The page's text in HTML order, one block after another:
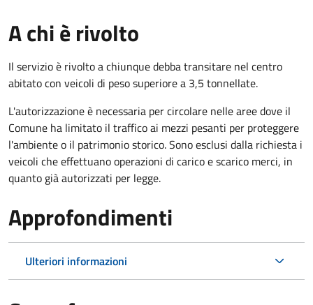
A chi è rivolto
Il servizio è rivolto a chiunque debba transitare nel centro
abitato con veicoli di peso superiore a 3,5 tonnellate.
L'autorizzazione è necessaria per circolare nelle aree dove il
Comune ha limitato il traffico ai mezzi pesanti per proteggere
l'ambiente o il patrimonio storico. Sono esclusi dalla richiesta i
veicoli che effettuano operazioni di carico e scarico merci, in
quanto già autorizzati per legge.
Approfondimenti
Ulteriori informazioni